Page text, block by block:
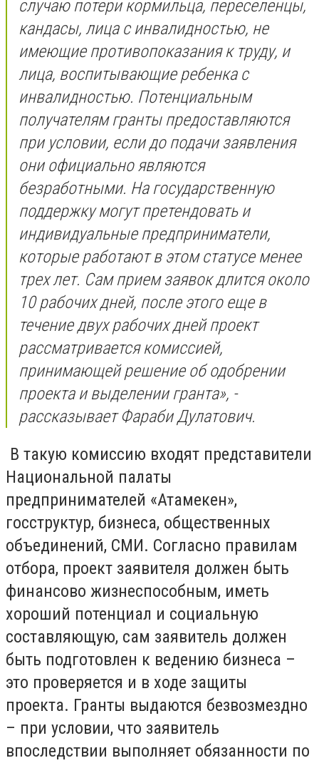
случаю потери кормильца, переселенцы,
кандасы, лица с инвалидностью, не
имеющие противопоказания к труду, и
лица, воспитывающие ребенка с
инвалидностью. Потенциальным
получателям гранты предоставляются
при условии, если до подачи заявления
они официально являются
безработными. На государственную
поддержку могут претендовать и
индивидуальные предприниматели,
которые работают в этом статусе менее
трех лет. Сам прием заявок длится около
10 рабочих дней, после этого еще в
течение двух рабочих дней проект
рассматривается комиссией,
принимающей решение об одобрении
проекта и выделении гранта», -
рассказывает Фараби Дулатович.
В такую комиссию входят представители
Национальной палаты
предпринимателей «Атамекен»,
госструктур, бизнеса, общественных
объединений, СМИ. Согласно правилам
отбора, проект заявителя должен быть
финансово жизнеспособным, иметь
хороший потенциал и социальную
составляющую, сам заявитель должен
быть подготовлен к ведению бизнеса –
это проверяется и в ходе защиты
проекта. Гранты выдаются безвозмездно
– при условии, что заявитель
впоследствии выполняет обязанности по